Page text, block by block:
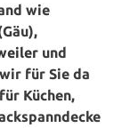
wie
und
für Sie da
Küchen,